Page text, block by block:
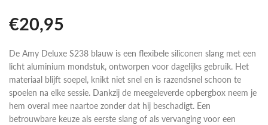
€20,95
De Amy Deluxe S238 blauw is een flexibele siliconen slang met een
licht aluminium mondstuk, ontworpen voor dagelijks gebruik. Het
materiaal blijft soepel, knikt niet snel en is razendsnel schoon te
spoelen na elke sessie. Dankzij de meegeleverde opbergbox neem je
hem overal mee naartoe zonder dat hij beschadigt. Een
betrouwbare keuze als eerste slang of als vervanging voor een